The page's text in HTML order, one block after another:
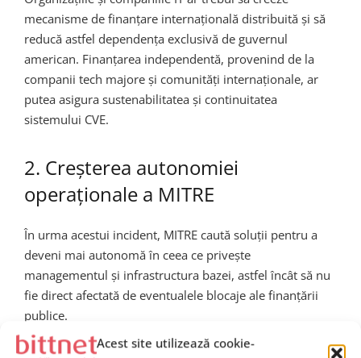
Acest site utilizează cookie-
mecanisme de finanțare internațională distribuită și să
reducă astfel dependența exclusivă de guvernul
american. Finanțarea independentă, provenind de la
companii tech majore și comunități internaționale, ar
putea asigura sustenabilitatea și continuitatea
sistemului CVE.
2. Creșterea autonomiei
operaționale a MITRE
În urma acestui incident, MITRE caută soluții pentru a
deveni mai autonomă în ceea ce privește
managementul și infrastructura bazei, astfel încât să nu
fie direct afectată de eventualele blocaje ale finanțării
publice.